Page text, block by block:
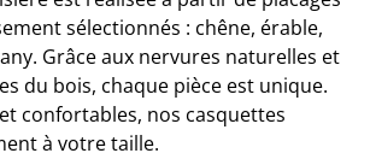
sélectionnés : chêne, érable,
Grâce aux nervures naturelles et
du bois, chaque pièce est unique.
confortables, nos casquettes
à votre taille.